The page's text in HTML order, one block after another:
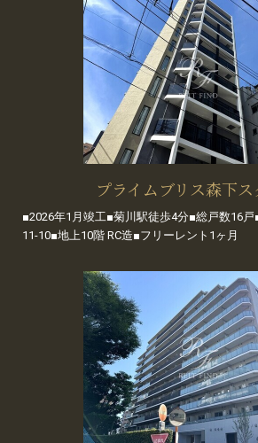
プライムブリス森下
■2026年1月竣工■菊川駅徒歩4分■総戸数16
11-10■地上10階 RC造■フリーレント1ヶ月